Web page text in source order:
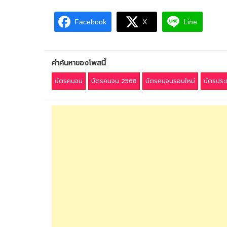
Facebook X Line
คำค้นหาของโพสนี้
บัตรคนจน บัตรคนจน 2568 บัตรคนจนรอบใหม่ บัตรปร